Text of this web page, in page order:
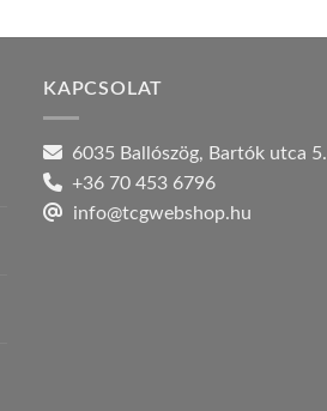
KAPCSOLAT
6035 Ballószög, Bartók utca 5.
+36 70 453 6796
info@tcgwebshop.hu